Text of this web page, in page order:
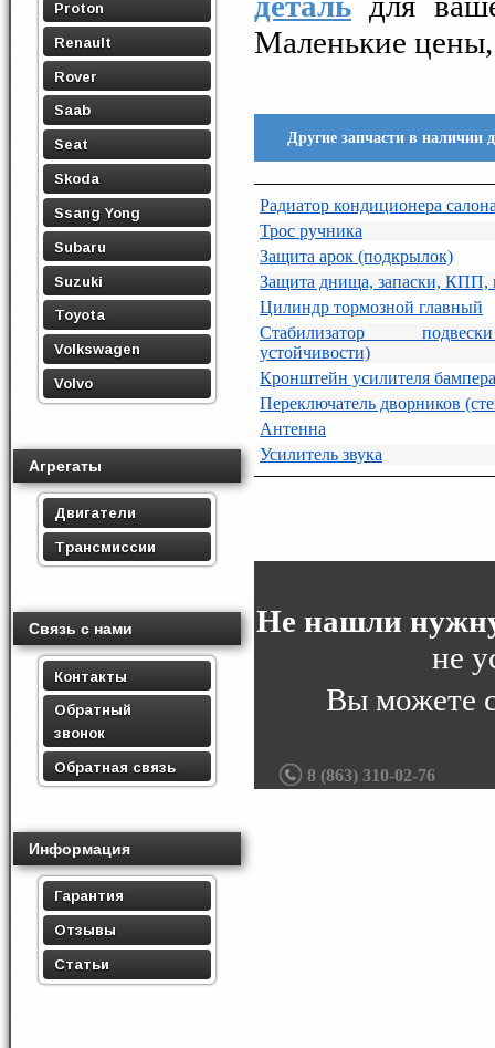
Proton
Renault
Rover
Saab
Seat
Skoda
Ssang Yong
Subaru
Suzuki
Toyota
Volkswagen
Volvo
Агрегаты
Двигатели
Трансмиссии
Связь с нами
Контакты
Обратный
звонок
Обратная связь
Информация
Гарантия
Отзывы
Статьи
Маленькие
Другие запчасти в наличии
Радиатор кондиционера
Трос ручника
Защита арок (подкрылок)
Защита днища, запаски, КПП,
Цилиндр тормозной главный
Стабилизатор
устойчивости)
Кронштейн усилителя бампера
Переключатель дворников
Антенна
Усилитель звука
Не нашли
не
Вы можете
8 (863) 310-02-76